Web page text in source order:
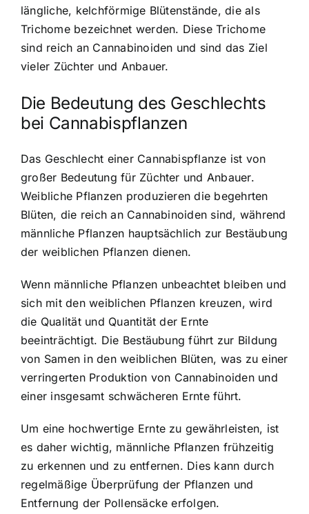
längliche, kelchförmige Blütenstände, die als
Trichome bezeichnet werden. Diese Trichome
sind reich an Cannabinoiden und sind das Ziel
vieler Züchter und Anbauer.
Die Bedeutung des Geschlechts
bei Cannabispflanzen
Das Geschlecht einer Cannabispflanze ist von
großer Bedeutung für Züchter und Anbauer.
Weibliche Pflanzen produzieren die begehrten
Blüten, die reich an Cannabinoiden sind, während
männliche Pflanzen hauptsächlich zur Bestäubung
der weiblichen Pflanzen dienen.
Wenn männliche Pflanzen unbeachtet bleiben und
sich mit den weiblichen Pflanzen kreuzen, wird
die Qualität und Quantität der Ernte
beeinträchtigt. Die Bestäubung führt zur Bildung
von Samen in den weiblichen Blüten, was zu einer
verringerten Produktion von Cannabinoiden und
einer insgesamt schwächeren Ernte führt.
Um eine hochwertige Ernte zu gewährleisten, ist
es daher wichtig, männliche Pflanzen frühzeitig
zu erkennen und zu entfernen. Dies kann durch
regelmäßige Überprüfung der Pflanzen und
Entfernung der Pollensäcke erfolgen.